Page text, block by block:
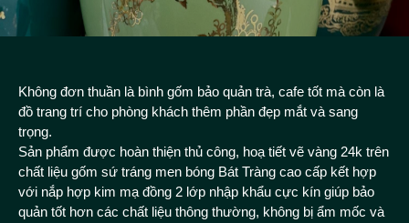
Không đơn thuần là bình gốm bảo quản trà, cafe tốt mà còn là
đồ trang trí cho phòng khách thêm phần đẹp mắt và sang
trọng.
Sản phẩm được hoàn thiện thủ công, hoạ tiết vẽ vàng 24k trên
chất liệu gốm sứ tráng men bóng Bát Tràng cao cấp kết hợp
với nắp hợp kim mạ đồng 2 lớp nhập khẩu cực kín giúp bảo
quản tốt hơn các chất liệu thông thường, không bị ẩm mốc và